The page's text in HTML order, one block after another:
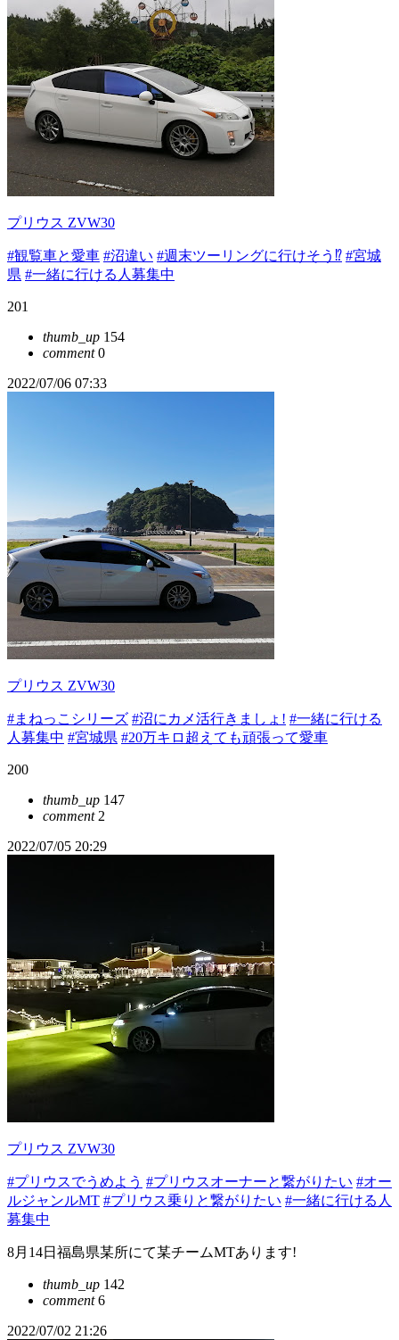
プリウス ZVW30
#観覧車と愛車 #沼違い #週末ツーリングに行けそう⁉️ #宮城
県 #一緒に行ける人募集中
201
thumb_up 154
comment0
2022/07/06 07:33
プリウス ZVW30
#まねっこシリーズ #沼にカメ活行きましょ! #一緒に行ける
人募集中 #宮城県 #20万キロ超えても頑張って愛車
200
thumb_up 147
comment2
2022/07/05 20:29
プリウス ZVW30
#プリウスでうめよう #プリウスオーナーと繋がりたい #オー
ルジャンルMT #プリウス乗りと繋がりたい #一緒に行ける人
募集中
8月14日福島県某所にて某チームMTあります!
thumb_up 142
comment6
2022/07/02 21:26